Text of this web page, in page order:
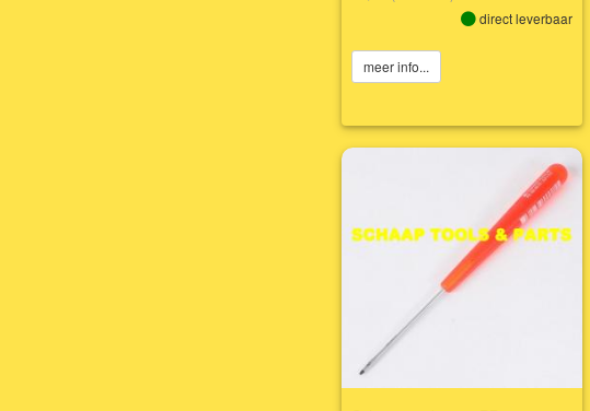
direct leverbaar
meer info...